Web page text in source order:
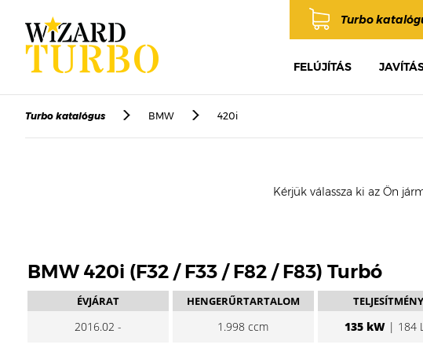
Turbo
FELÚJÍTÁS
Turbo katalógus BMW 420i
Kérjük válassza ki az Ön
BMW 420i (F32 / F33 / F82 / F83) Turbó
ÉVJÁRAT
2016.02 -
HENGERŰRTARTALOM
1.998 ccm
TELJESÍTMÉNY
135 kW | 184